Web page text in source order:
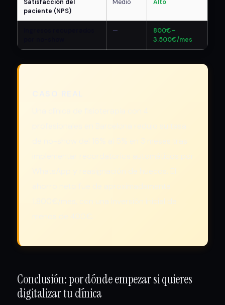
Satisfacción del
paciente (NPS)
Medio Alto
—
800€–
3.500€/mes
de no-show del 16% al 5% en 3 meses tras
implementar recordatorios automáticos por
WhatsApp y reasignación de huecos. El
ahorro neto fue de aproximadamente
1.800€/mes, con una inversión inicial de
Conclusión: por dónde empezar si quieres
digitalizar tu clínica